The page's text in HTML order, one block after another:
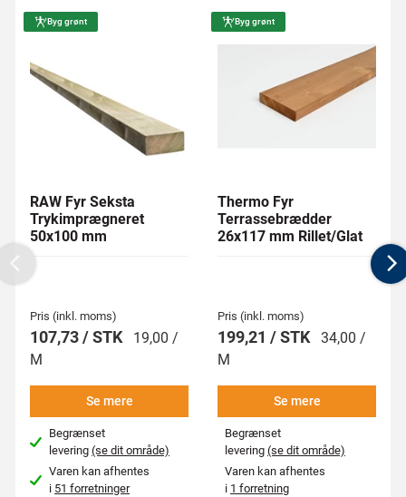
Byg grønt
RAW Fyr Seksta
Trykimprægneret
50x100 mm
Pris (inkl. moms)
107,73 / STK
19,00 /
M
Se mere
Begrænset
levering(se dit område)
Varen kan afhentes
i 51 forretninger
Byg grønt
Thermo Fyr
Terrassebrædder
26x117 mm Rillet/Glat
Pris (inkl. moms)
199,21 / STK 34,00 /
M
Se mere
Begrænset
levering(se dit område)
Varen kan afhentes
i1 forretning
Previous